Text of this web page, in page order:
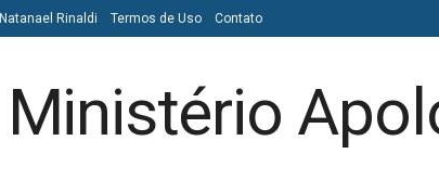
Natanael Rinaldi Termos de Uso Contato